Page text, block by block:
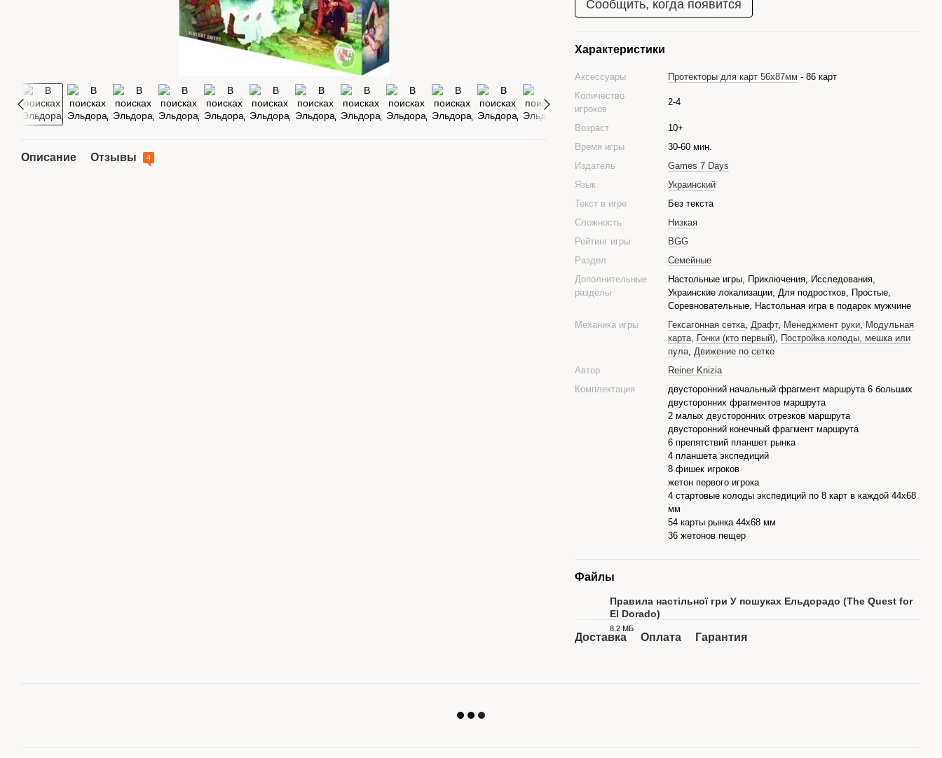
Описание Отзывы 4
Сообщить, когда появится
Характеристики
Аксессуары Протекторы для карт 56х87мм - 86 карт
Количество
игроков
2-4
Возраст
10+
Время игры
30-60 мин.
Издатель
Games 7 Days
Язык
Украинский
Текст в игре
Без текста
Сложность
Низкая
Рейтинг игры
BGG
Раздел
Семейные
Дополнительные
разделы
Настольные игры, Приключения, Исследования,
Украинские локализации, Для подростков, Простые,
Соревновательные, Настольная игра в подарок мужчине
Механика игры
Гексагонная сетка,Драфт, Менеджмент руки, Модульная
карта, Гонки (кто первый), Постройка колоды, мешка или
пула,Движение по сетке
Автор
Reiner Knizia
Комплектация
двусторонний начальный фрагмент маршрута 6 больших
двусторонних фрагментов маршрута
2 малых двусторонних отрезков маршрута
двусторонний конечный фрагмент маршрута
6 препятствий планшет рынка
4 планшета экспедиций
8 фишек игроков
жетон первого игрока
4 стартовые колоды экспедиций по 8 карт в каждой 44x68
мм
54 карты рынка 44x68 мм
36 жетонов пещер
Файлы
Правила настільної гри У пошуках Ельдорадо (The Quest for
El Dorado)
8.2 МБ
Доставка Оплата Гарантия